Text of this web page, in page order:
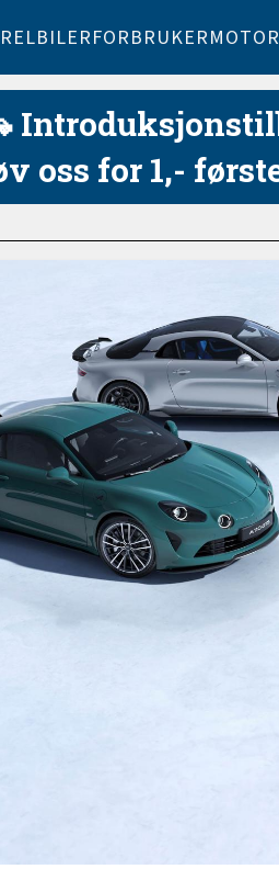
ELBILERFORBRUKER
oss for 1,-